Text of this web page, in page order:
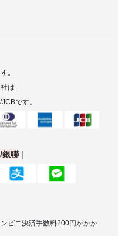
。
は
JCBです。
銀聯｜
ビニ決済手数料200円がかか